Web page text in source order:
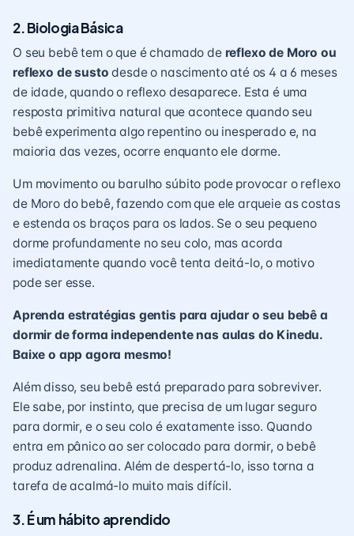
2. Biologia Básica
O seu bebê tem o que é chamado de reflexo de Moro ou
reflexo de susto desde o nascimento até os 4 a 6 meses
de idade, quando o reflexo desaparece. Esta é uma
resposta primitiva natural que acontece quando seu
bebê experimenta algo repentino ou inesperado e, na
maioria das vezes, ocorre enquanto ele dorme.
Um movimento ou barulho súbito pode provocar o reflexo
de Moro do bebê, fazendo com que ele arqueie as costas
e estenda os braços para os lados. Se o seu pequeno
dorme profundamente no seu colo, mas acorda
imediatamente quando você tenta deitá-lo, o motivo
pode ser esse.
Aprenda estratégias gentis para ajudar o seu bebê a
dormir de forma independente nas aulas do Kinedu.
Baixe o app agora mesmo!
Além disso, seu bebê está preparado para sobreviver.
Ele sabe, por instinto, que precisa de um lugar seguro
para dormir, e o seu colo é exatamente isso. Quando
entra em pânico ao ser colocado para dormir, o bebê
produz adrenalina. Além de despertá-lo, isso torna a
tarefa de acalmá-lo muito mais difícil.
3. É um hábito aprendido